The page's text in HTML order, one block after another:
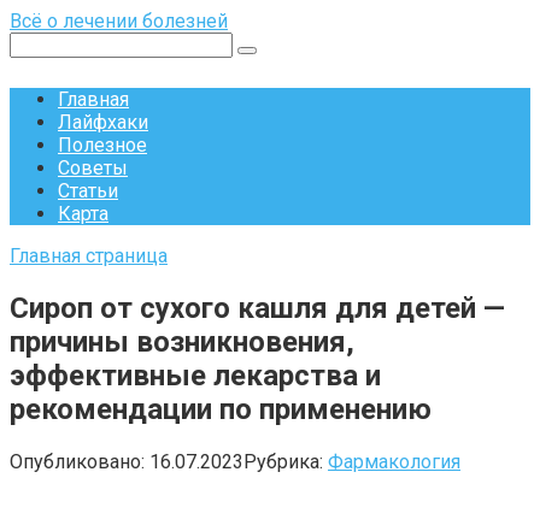
Перейти
контенту
Всё о лечении болезней
Главная
Лайфхаки
Полезное
Советы
Статьи
Карта
Главная страница
Сироп от сухого кашля для детей —
причины возникновения,
эффективные лекарства и
рекомендации по применению
Опубликовано: 16.07.2023Рубрика: Фармакология